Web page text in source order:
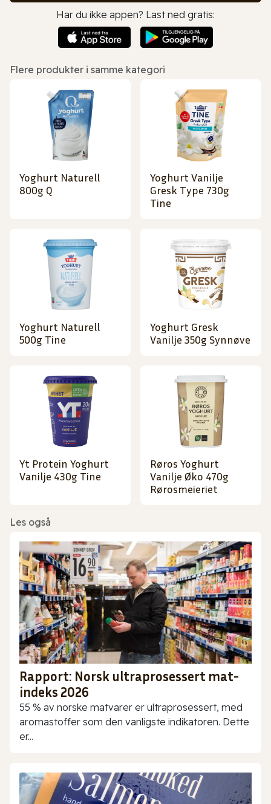
Har du ikke appen? Last ned gratis:
Flere produkter i samme kategori
Yoghurt Naturell
800g Q
Yoghurt Vanilje
Gresk Type 730g
Tine
Yoghurt Naturell
500g Tine
Yoghurt Gresk
Vanilje 350g Synnøve
Yt Protein Yoghurt
Vanilje 430g Tine
Røros Yoghurt
Vanilje Øko 470g
Rørosmeieriet
Les også
Rapport: Norsk ultraprosessert mat-
indeks 2026
55 % av norske matvarer er ultraprosessert, med
aromastoffer som den vanligste indikatoren. Dette
er...